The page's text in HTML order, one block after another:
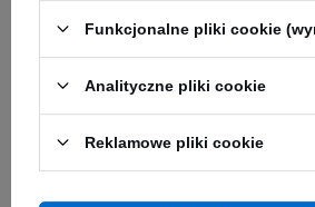
Status zamówienia
Chcę zwrócić produkt
Funkcjonalne pliki cookie
Analityczne pliki cookie
Reklamowe pliki cookie